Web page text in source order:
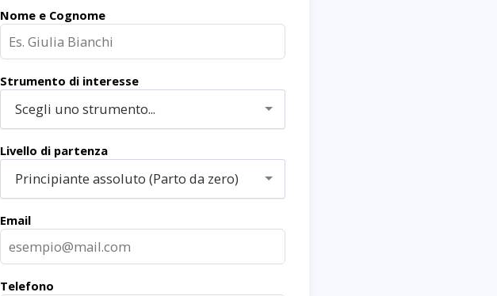
Nome e Cognome
Strumento di interesse
Scegli uno strumento...
Livello di partenza
Principiante assoluto (Parto da zero)
Email
Telefono